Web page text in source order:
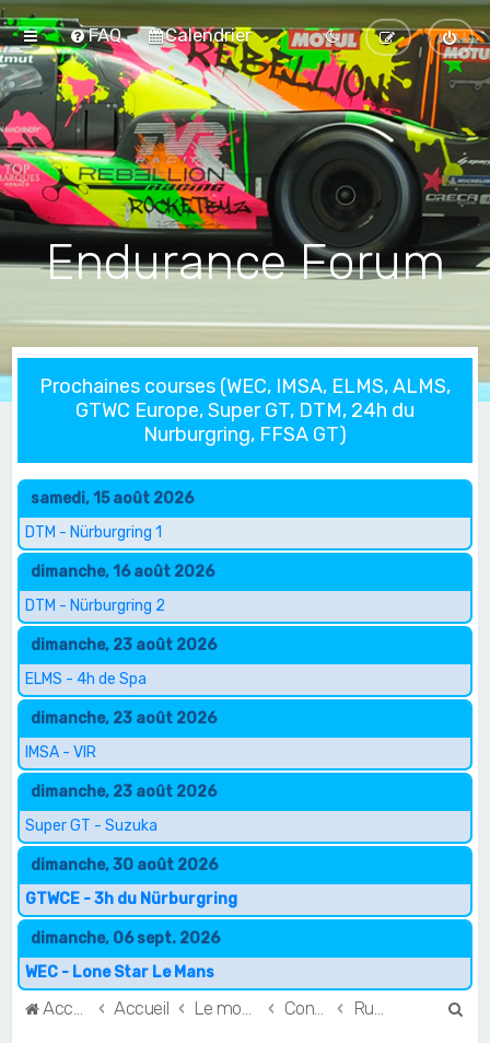
FAQ Calendrier
Endurance Forum
Prochaines courses (WEC, IMSA, ELMS, ALMS,
GTWC Europe, Super GT, DTM, 24h du
Nurburgring, FFSA GT)
samedi, 15 août 2026
DTM - Nürburgring 1
dimanche, 16 août 2026
DTM - Nürburgring 2
dimanche, 23 août 2026
ELMS - 4h de Spa
dimanche, 23 août 2026
IMSA - VIR
dimanche, 23 août 2026
Super GT - Suzuka
dimanche, 30 août 2026
GTWCE - 3h du Nürburgring
dimanche, 06 sept. 2026
WEC - Lone Star Le Mans
Accueil Accueil